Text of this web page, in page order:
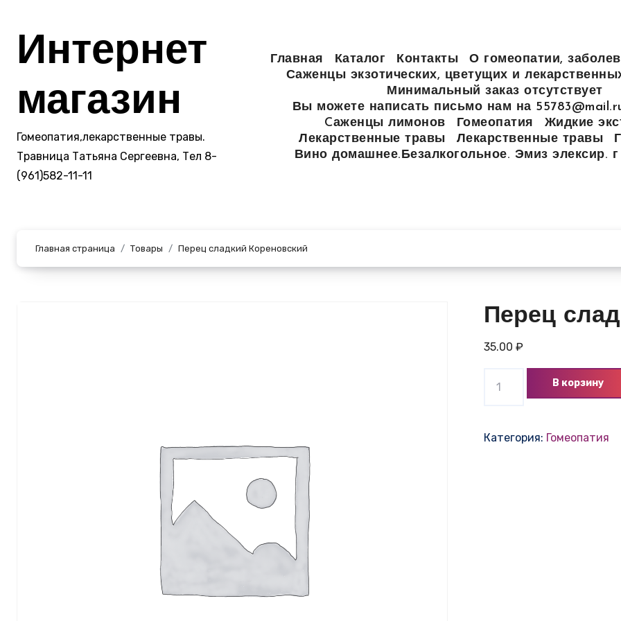
содержанию
Интернет
магазин
Гомеопатия,лекарственные травы.
Травница Татьяна Сергеевна, Тел 8-
(961)582-11-11
Главная Каталог Контакты
О гомеопатии,
Саженцы экзотических, цветущих и
Минимальный заказ отсутствует
Вы можете написать письмо нам на
Cаженцы лимонов
Гомеопатия
Жидкие
Лекарственные травы
Лекарственные травы
Вино домашнее.Безалкогольное. Эмиз элексир.
Главная страница Товары Перец сладкий Кореновский
Перец
35.00 ₽
сладкий
В корзину
Категория: Гомеопатия